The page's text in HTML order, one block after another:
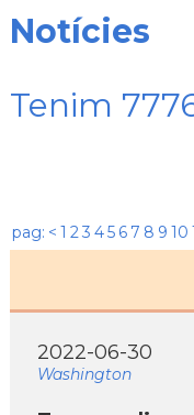
Notícies
Tenim
pag: < 1 23 45 6 7 8 9 10
2022-06-30
Washington